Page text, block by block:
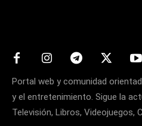
Portal web y comunidad
y el entretenimiento. Sigue la
Televisión, Libros, Videojuegos,